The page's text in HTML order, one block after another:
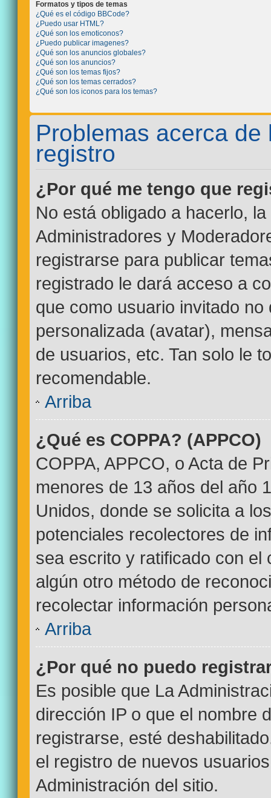
Formatos y tipos de temas
¿Qué es el código BBCode?
¿Puedo usar HTML?
¿Qué son los emoticonos?
¿Puedo publicar imagenes?
¿Qué son los anuncios globales?
¿Qué son los anuncios?
¿Qué son los temas fijos?
¿Qué son los temas cerrados?
¿Qué son los iconos para los temas?
Problemas acerca
registro
¿Por qué me tengo que
No está obligado a hacerlo,
Administradores y
registrarse para publicar
registrado le dará acceso a
que como usuario invitado
personalizada (avatar),
de usuarios, etc. Tan solo le
recomendable.
Arriba
¿Qué es COPPA? (APPCO)
COPPA, APPCO, o Acta de
menores de 13 años del año
Unidos, donde se solicita a
potenciales recolectores de
sea escrito y ratificado con el
algún otro método de
recolectar información
Arriba
¿Por qué no puedo
Es posible que La
dirección IP o que el nombre
registrarse, esté
el registro de nuevos
Administración del sitio.